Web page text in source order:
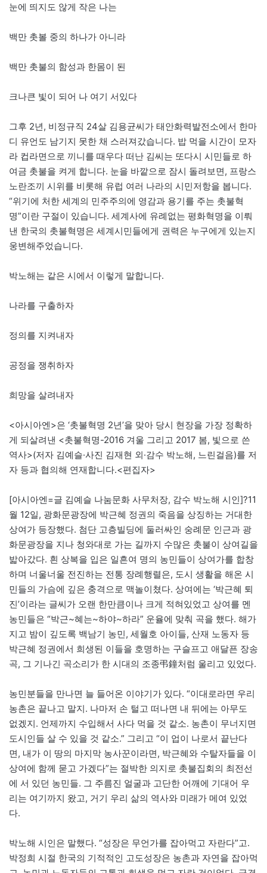
눈에 띄지도 않게 작은 나는
백만 촛볼 중의 하나가 아니라
백만 촛불의 함성과 한몸이 된
크나큰 빛이 되어 나 여기 서있다
그후 2년, 비정규직 24살 김용균씨가 태안화력발전소에서 한마
디 유언도 남기지 못한 채 스러져갔습니다. 밥 먹을 시간이 모자
라 컵라면으로 끼니를 때우다 떠난 김씨는 또다시 시민들로 하
여금 촛불을 켜게 합니다. 눈을 바깥으로 잠시 돌려보면, 프랑스
노란조끼 시위를 비롯해 유럽 여러 나라의 시민저항을 봅니다.
“위기에 처한 세계의 민주주의에 영감과 용기를 주는 촛불혁
명”이란 구절이 있습니다. 세계사에 유례없는 평화혁명을 이뤄
낸 한국의 촛불혁명은 세계시민들에게 권력은 누구에게 있는지
웅변해주었습니다.
박노해는 같은 시에서 이렇게 말합니다.
나라를 구출하자
정의를 지켜내자
공정을 쟁취하자
희망을 살려내자
<아시아엔>은 ‘촛불혁명 2년’을 맞아 당시 현장을 가장 정확하
게 되살려낸 <촛불혁명-2016 겨울 그리고 2017 봄, 빛으로 쓴
역사>(저자 김예슬·사진 김재현 외·감수 박노해, 느린걸음)를 저
자 등과 협의해 연재합니다.<편집자>
[아시아엔=글 김예슬 나눔문화 사무처장, 감수 박노해 시인]?11
월 12일, 광화문광장에 박근혜 정권의 죽음을 상징하는 거대한
상여가 등장했다. 첨단 고층빌딩에 둘러싸인 숭례문 인근과 광
화문광장을 지나 청와대로 가는 길까지 수많은 촛불이 상여길을
밟아갔다. 흰 상복을 입은 일흔여 명의 농민들이 상여가를 합창
하며 너울너울 전진하는 전통 장례행렬은, 도시 생활을 해온 시
민들의 가슴에 깊은 충격으로 맥놀이쳤다. 상여에는 ‘박근혜 퇴
진’이라는 글씨가 오랜 한만큼이나 크게 적혀있었고 상여를 멘
농민들은 “박근~혜는~하야~하라” 운율에 맞춰 곡을 했다. 해가
지고 밤이 깊도록 백남기 농민, 세월호 아이들, 산재 노동자 등
박근혜 정권에서 희생된 이들을 호명하는 구슬프고 애달픈 장송
곡, 그 기나긴 곡소리가 한 시대의 조종弔鐘처럼 울리고 있었다.
농민분들을 만나면 늘 들어온 이야기가 있다. “이대로라면 우리
농촌은 끝나고 말지. 나마저 손 털고 떠나면 내 뒤에는 아무도
없겠지. 언제까지 수입해서 사다 먹을 것 같소. 농촌이 무너지면
도시인들 살 수 있을 것 같소.” 그리고 “이 업이 나로서 끝난다
면, 내가 이 땅의 마지막 농사꾼이라면, 박근혜와 수탈자들을 이
상여에 함께 묻고 가겠다”는 절박한 의지로 촛불집회의 최전선
에 서 있던 농민들. 그 주름진 얼굴과 고단한 어깨에 기대어 우
리는 여기까지 왔고, 거기 우리 삶의 역사와 미래가 메여 있었
다.
박노해 시인은 말했다. “성장은 무언가를 잡아먹고 자란다”고.
박정희 시절 한국의 기적적인 고도성장은 농촌과 자연을 잡아먹